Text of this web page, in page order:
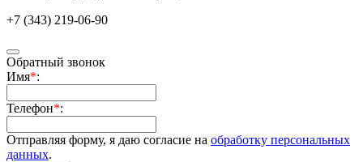
+7 (343) 219-06-90
Обратный звонок
Имя*:
Телефон*:
Отправляя форму, я даю согласие на обработку персональных
данных.